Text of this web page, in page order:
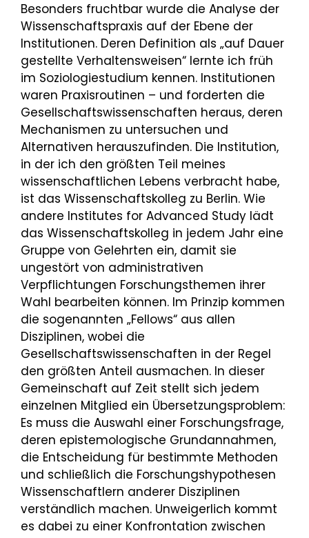
Besonders fruchtbar wurde die Analyse der
Wissenschaftspraxis auf der Ebene der
Institutionen. Deren Definition als „auf Dauer
gestellte Verhaltensweisen“ lernte ich früh
im Soziologiestudium kennen. Institutionen
waren Praxisroutinen – und forderten die
Gesellschaftswissenschaften heraus, deren
Mechanismen zu untersuchen und
Alternativen herauszufinden. Die Institution,
in der ich den größten Teil meines
wissenschaftlichen Lebens verbracht habe,
ist das Wissenschaftskolleg zu Berlin. Wie
andere Institutes for Advanced Study lädt
das Wissenschaftskolleg in jedem Jahr eine
Gruppe von Gelehrten ein, damit sie
ungestört von administrativen
Verpflichtungen Forschungsthemen ihrer
Wahl bearbeiten können. Im Prinzip kommen
die sogenannten „Fellows“ aus allen
Disziplinen, wobei die
Gesellschaftswissenschaften in der Regel
den größten Anteil ausmachen. In dieser
Gemeinschaft auf Zeit stellt sich jedem
einzelnen Mitglied ein Übersetzungsproblem:
Es muss die Auswahl einer Forschungsfrage,
deren epistemologische Grundannahmen,
die Entscheidung für bestimmte Methoden
und schließlich die Forschungshypothesen
Wissenschaftlern anderer Disziplinen
verständlich machen. Unweigerlich kommt
es dabei zu einer Konfrontation zwischen